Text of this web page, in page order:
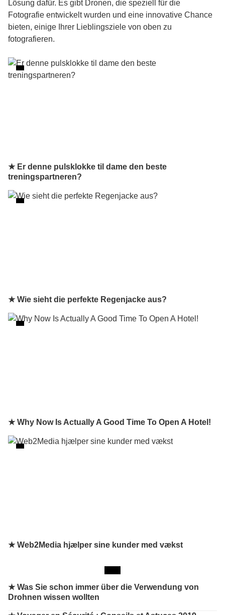
Lösung dafür. Es gibt Dronen, die speziell für die
Fotografie entwickelt wurden und eine innovative Chance
bieten, einige Ihrer Lieblingsziele von oben zu
fotografieren.
★ Er denne pulsklokke til dame den beste
treningspartneren?
★ Wie sieht die perfekte Regenjacke aus?
★ Why Now Is Actually A Good Time To Open A Hotel!
★ Web2Media hjælper sine kunder med vækst
★Was Sie schon immer über die Verwendung von
Drohnen wissen wollten